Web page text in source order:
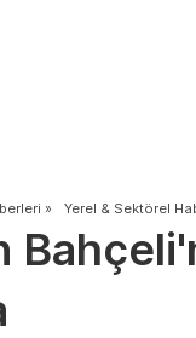
» Yerel & Sektörel